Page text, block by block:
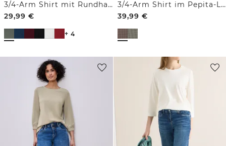
3/4-Arm Shirt mit Rundhals in Unifarbe
29,99 €
+ 4
3/4-Arm Shirt im Pepita-Look
39,99 €